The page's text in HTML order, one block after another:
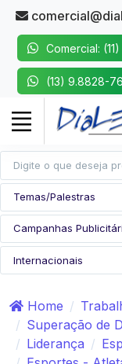
Comercial:
(13) 9.8828-
Home
Superação de
Liderança